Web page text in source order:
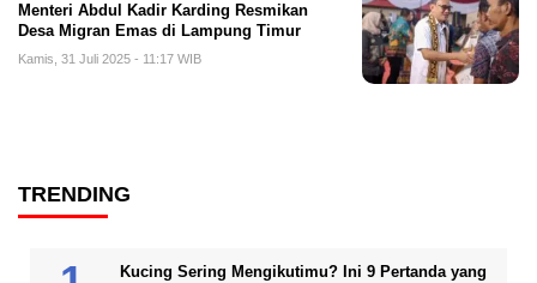
Menteri Abdul Kadir Karding Resmikan
Desa Migran Emas di Lampung Timur
Kamis, 31 Juli 2025 - 11:17 WIB
TRENDING
Kucing Sering Mengikutimu? Ini 9 Pertanda yang